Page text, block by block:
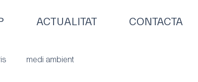
ACTUALITAT CONTACTA
medi ambient